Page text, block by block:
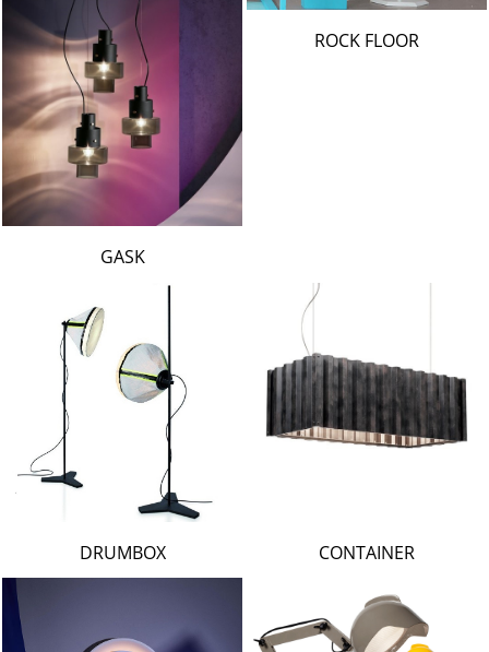
ROCK FLOOR
GASK
CONTAINER
DRUMBOX